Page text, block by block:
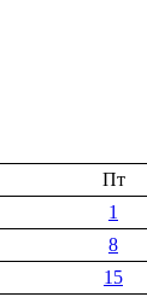
Пт
1
8
15